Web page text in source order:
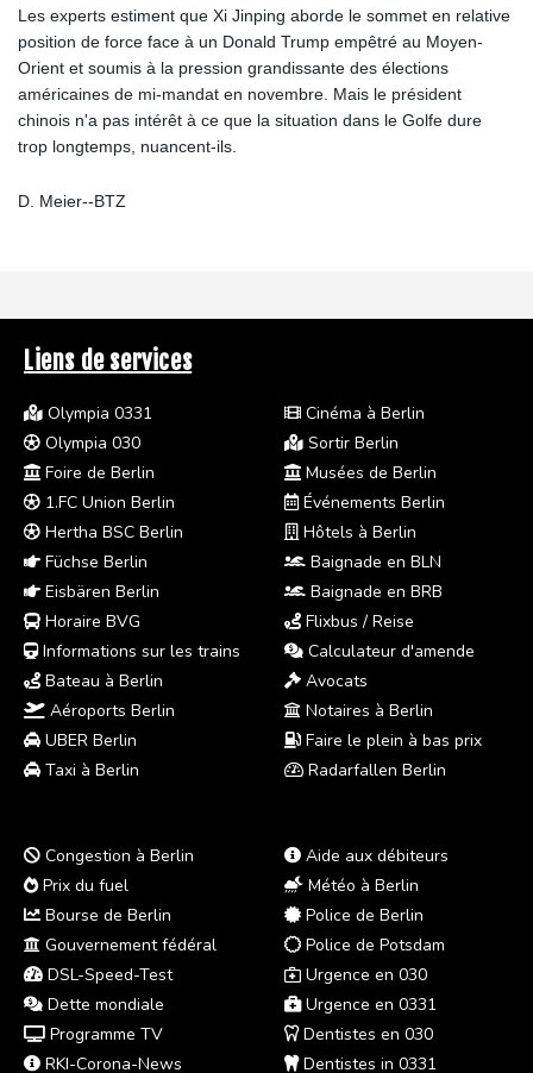
Les experts estiment que Xi Jinping aborde le sommet en relative
position de force face à un Donald Trump empêtré au Moyen-
Orient et soumis à la pression grandissante des élections
américaines de mi-mandat en novembre. Mais le président
chinois n'a pas intérêt à ce que la situation dans le Golfe dure
trop longtemps, nuancent-ils.
D. Meier--BTZ
Liens de services
Olympia 0331
Olympia 030
Foire de Berlin
1.FC Union Berlin
Hertha BSC Berlin
Füchse Berlin
Eisbären Berlin
Horaire BVG
Informations sur les trains
Bateau à Berlin
Aéroports Berlin
UBER Berlin
Taxi à Berlin
Cinéma à Berlin
Sortir Berlin
Musées de Berlin
Événements Berlin
Hôtels à Berlin
Baignade en BLN
Baignade en BRB
Flixbus / Reise
Calculateur d'amende
Avocats
Notaires à Berlin
Faire le plein à bas prix
Radarfallen Berlin
Congestion à Berlin
Prix du fuel
Bourse de Berlin
Gouvernement fédéral
DSL-Speed-Test
Dette mondiale
Programme TV
RKI-Corona-News
Aide aux débiteurs
Météo à Berlin
Police de Berlin
Police de Potsdam
Urgence en 030
Urgence en 0331
Dentistes en 030
Dentistes in 0331